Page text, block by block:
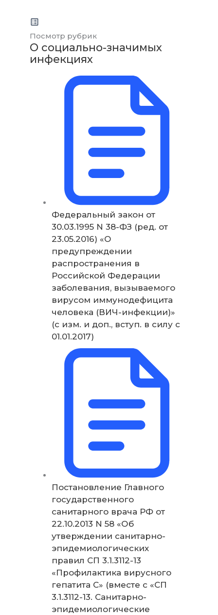
Посмотр рубрик
О социально-значимых
инфекциях
Федеральный закон от
30.03.1995 N 38-ФЗ (ред. от
23.05.2016) «О
предупреждении
распространения в
Российской Федерации
заболевания, вызываемого
вирусом иммунодефицита
человека (ВИЧ-инфекции)»
(с изм. и доп., вступ. в силу с
01.01.2017)
Постановление Главного
государственного
санитарного врача РФ от
22.10.2013 N 58 «Об
утверждении санитарно-
эпидемиологических
правил СП 3.1.3112-13
«Профилактика вирусного
гепатита C» (вместе с «СП
3.1.3112-13. Санитарно-
эпидемиологические